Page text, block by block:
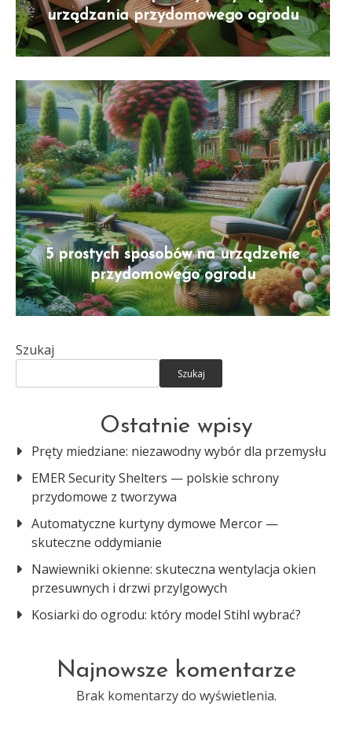
urządzania przydomowego ogrodu
5 prostych sposobów na urządzenie
przydomowego ogrodu
Szukaj
Szukaj
Ostatnie wpisy
Pręty miedziane: niezawodny wybór dla przemysłu
EMER Security Shelters — polskie schrony
przydomowe z tworzywa
Automatyczne kurtyny dymowe Mercor —
skuteczne oddymianie
Nawiewniki okienne: skuteczna wentylacja okien
przesuwnych i drzwi przylgowych
Kosiarki do ogrodu: który model Stihl wybrać?
Najnowsze komentarze
Brak komentarzy do wyświetlenia.